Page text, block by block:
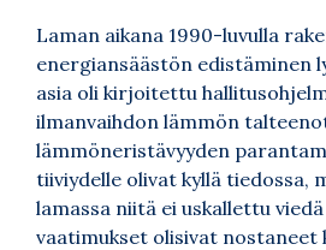
Laman aikana 1990-luvulla
energiansäästön edistäminen
asia oli kirjoitettu
ilmanvaihdon lämmön
lämmöneristävyyden
tiiviydelle olivat kyllä tiedossa,
lamassa niitä ei uskallettu
vaatimukset olisivat nostaneet